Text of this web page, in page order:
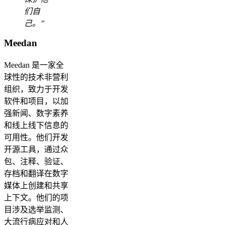
们自
己。”
Meedan
Meedan 是一家全
球性的技术非营利
组织，致力于开发
软件和项目，以加
强新闻、数字素养
和线上线下信息的
可用性。他们开发
开源工具，通过众
包、注释、验证、
存档和翻译在数字
媒体上创建和共享
上下文。他们的项
目涉及选举监测、
大流行病应对和人